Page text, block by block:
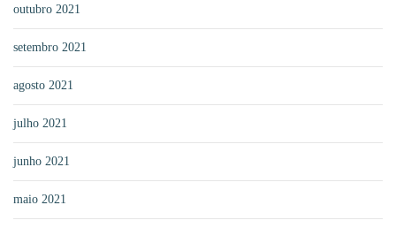
outubro 2021
setembro 2021
agosto 2021
julho 2021
junho 2021
maio 2021